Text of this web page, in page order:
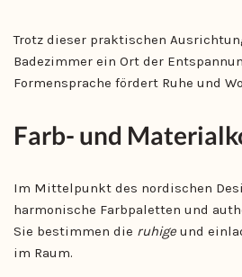
Trotz dieser praktischen
Badezimmer ein Ort der
Formensprache fördert Ruhe und
Farb- und
Im Mittelpunkt des nordischen
harmonische Farbpaletten und
Sie bestimmen die ruhige und
im Raum.